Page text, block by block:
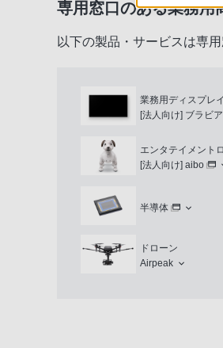
専用窓口のある業務用
以下の製品・サービスは専
業務用ディスプレ
[法人向け] ブラビア
エンタテイメント
[法人向け] aibo
半導体
ドローン
Airpeak